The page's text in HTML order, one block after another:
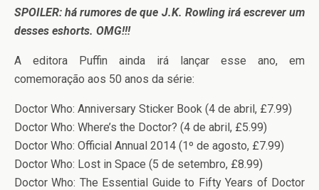
SPOILER: há rumores de que J.K. Rowling irá escrever um
desses eshorts. OMG!!!
A editora Puffin ainda irá lançar esse ano, em
comemoração aos 50 anos da série:
Doctor Who: Anniversary Sticker Book (4 de abril, £7.99)
Doctor Who: Where’s the Doctor? (4 de abril, £5.99)
Doctor Who: Official Annual 2014 (1º de agosto, £7.99)
Doctor Who: Lost in Space (5 de setembro, £8.99)
Doctor Who: The Essential Guide to Fifty Years of Doctor